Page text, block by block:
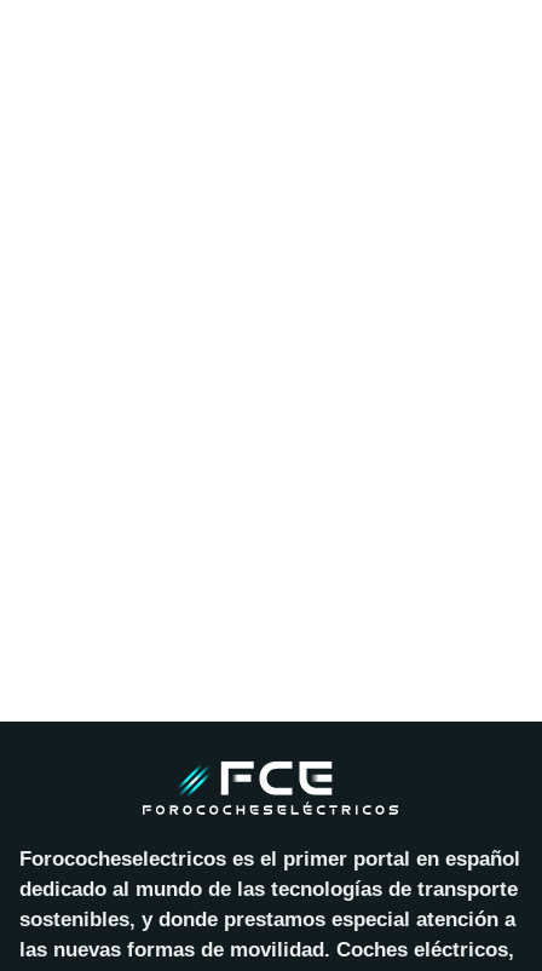
Forococheselectricos es el primer portal en español
dedicado al mundo de las tecnologías de transporte
sostenibles, y donde prestamos especial atención a
las nuevas formas de movilidad. Coches eléctricos,